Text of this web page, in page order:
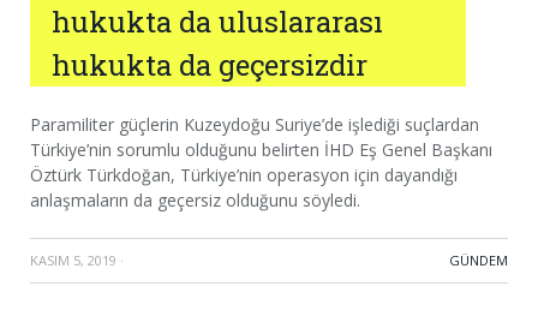
hukukta da uluslararası
hukukta da geçersizdir
Paramiliter güçlerin Kuzeydoğu Suriye’de işlediği suçlardan
Türkiye’nin sorumlu olduğunu belirten İHD Eş Genel Başkanı
Öztürk Türkdoğan, Türkiye’nin operasyon için dayandığı
anlaşmaların da geçersiz olduğunu söyledi.
KASIM 5, 2019 · GÜNDEM